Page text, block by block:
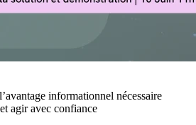
informationnel nécessaire
agir avec confiance